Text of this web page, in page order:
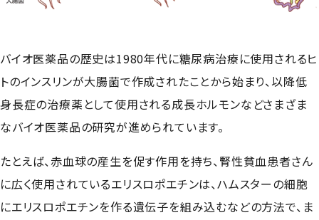
バイオ医薬品の歴史は1980年代に糖尿病治療に使用されるヒ
トのインスリンが大腸菌で作成されたことから始まり、以降低
身長症の治療薬として使用される成長ホルモンなどさまざま
なバイオ医薬品の研究が進められています。
たとえば、赤血球の産生を促す作用を持ち、腎性貧血患者さん
に広く使用されているエリスロポエチンは、ハムスターの細胞
にエリスロポエチンを作る遺伝子を組み込むなどの方法で、ま